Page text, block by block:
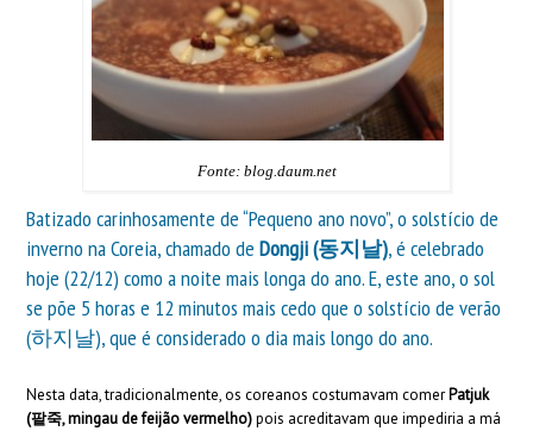
Fonte: blog.daum.net
Batizado carinhosamente de “Pequeno ano novo”, o solstício de
inverno na Coreia, chamado deDongji (동지날), é celebrado
hoje (22/12) como a noite mais longa do ano. E, este ano, o sol
se põe 5 horas e 12 minutos mais cedo que o solstício de verão
(하지날), que é considerado o dia mais longo do ano.
Nesta data, tradicionalmente, os coreanos costumavam comer Patjuk
(팥죽, mingau de feijão vermelho)pois acreditavam que impediria a má